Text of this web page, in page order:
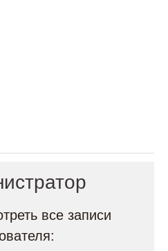
все записи